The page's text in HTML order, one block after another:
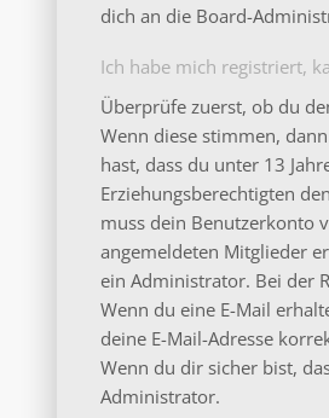
dich an die Board-
Ich habe mich registriert,
Überprüfe zuerst, ob du
Wenn diese stimmen,
hast, dass du unter 13
Erziehungsberechtigten
muss dein Benutzerkonto
angemeldeten Mitglieder
ein Administrator. Bei der
Wenn du eine E-Mail
deine E-Mail-Adresse
Wenn du dir sicher bist,
Administrator.